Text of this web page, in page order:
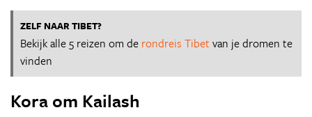
ZELF NAAR TIBET?
Bekijk alle 5 reizen om de rondreis Tibet van je dromen te
vinden
Kora om Kailash